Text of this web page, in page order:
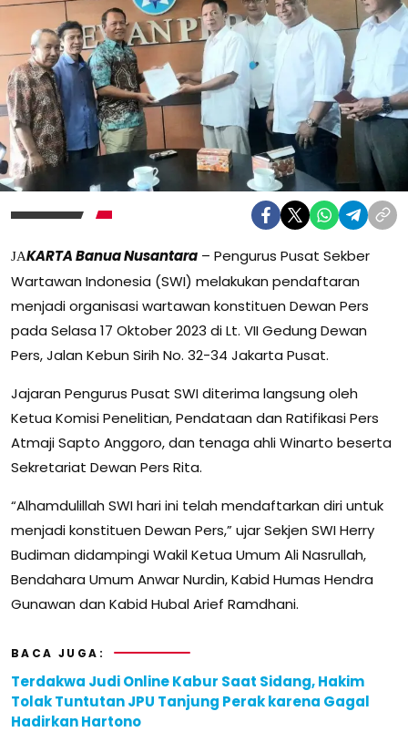
JAKARTA Banua Nusantara – Pengurus Pusat Sekber
Wartawan Indonesia (SWI) melakukan pendaftaran
menjadi organisasi wartawan konstituen Dewan Pers
pada Selasa 17 Oktober 2023 di Lt. VII Gedung Dewan
Pers, Jalan Kebun Sirih No. 32-34 Jakarta Pusat.
Jajaran Pengurus Pusat SWI diterima langsung oleh
Ketua Komisi Penelitian, Pendataan dan Ratifikasi Pers
Atmaji Sapto Anggoro, dan tenaga ahli Winarto beserta
Sekretariat Dewan Pers Rita.
“Alhamdulillah SWI hari ini telah mendaftarkan diri untuk
menjadi konstituen Dewan Pers,” ujar Sekjen SWI Herry
Budiman didampingi Wakil Ketua Umum Ali Nasrullah,
Bendahara Umum Anwar Nurdin, Kabid Humas Hendra
Gunawan dan Kabid Hubal Arief Ramdhani.
BACA JUGA:
Terdakwa Judi Online Kabur Saat Sidang, Hakim
Tolak Tuntutan JPU Tanjung Perak karena Gagal
Hadirkan Hartono